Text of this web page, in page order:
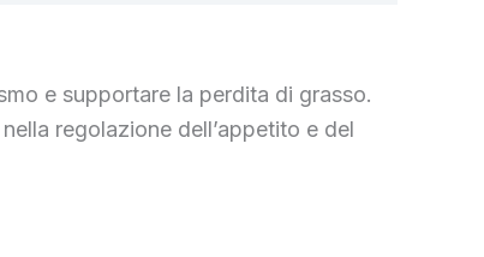
e supportare la perdita di grasso.
regolazione dell’appetito e del